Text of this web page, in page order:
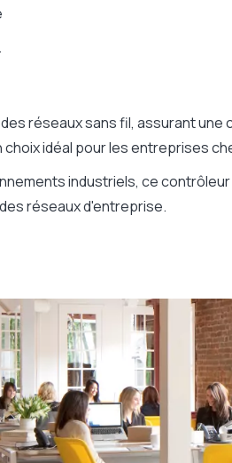
réseaux sans fil, assurant
idéal pour les entreprises
industriels, ce
réseaux d'entreprise.